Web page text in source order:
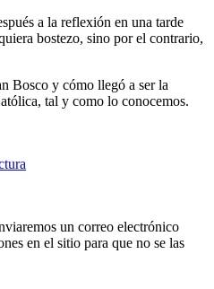
a la reflexión en una tarde
bostezo, sino por el contrario,
Bosco y cómo llegó a ser la
tal y como lo conocemos.
un correo electrónico
en el sitio para que no se las